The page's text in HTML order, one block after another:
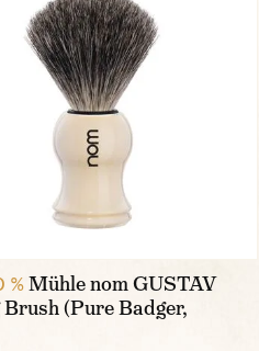
%Mühle nom GUSTAV
(Pure Badger,